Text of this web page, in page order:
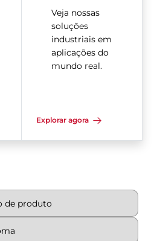
Veja nossas
soluções
industriais em
aplicações do
mundo real.
Explorar agora